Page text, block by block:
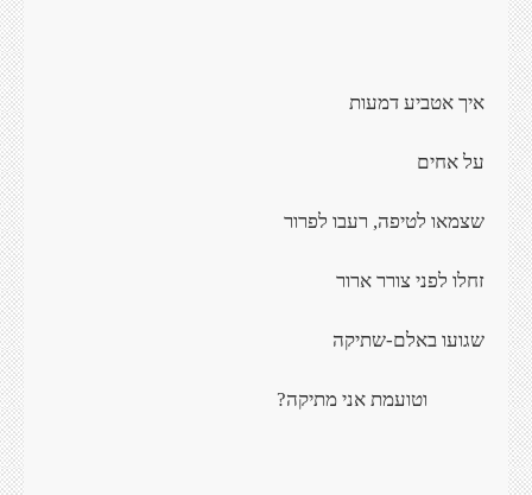
איך אטביע דמעות
על אחים
שצמאו לטיפה, רעבו לפרור
זחלו לפני צורר ארור
שגועו באלם-שתיקה
וטועמת אני מתיקה?